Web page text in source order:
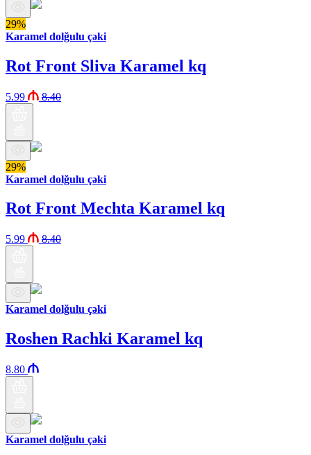
29%
Karamel dolğulu çəki
Rot Front Sliva Karamel kq
5.99 8.40
29%
Karamel dolğulu çəki
Rot Front Mechta Karamel kq
5.99 8.40
Karamel dolğulu çəki
Roshen Rachki Karamel kq
8.80
Karamel dolğulu çəki